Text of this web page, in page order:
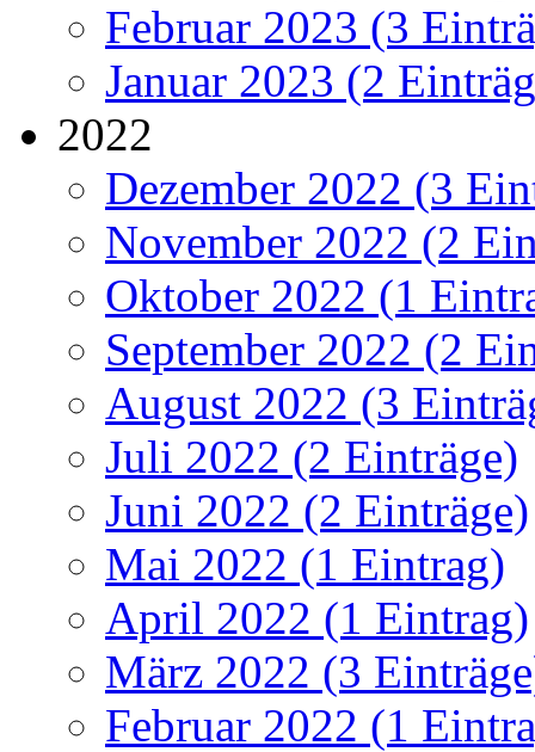
Februar 2023 (3
Januar 2023 (2
2022
Dezember 2022 (3
November 2022 (2
Oktober 2022 (1
September 2022 (2
August 2022 (3
Juli 2022 (2 Einträge)
Juni 2022 (2 Einträge)
Mai 2022 (1 Eintrag)
April 2022 (1 Eintrag)
März 2022 (3
Februar 2022 (1